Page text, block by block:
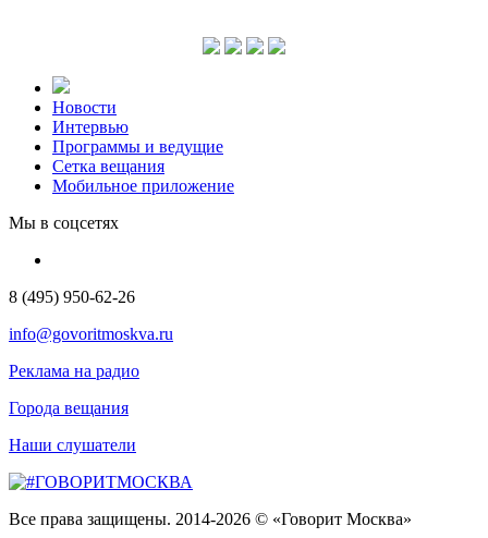
Новости
Интервью
Программы и ведущие
Сетка вещания
Мобильное приложение
Мы в соцсетях
8 (495) 950-62-26
info@govoritmoskva.ru
Реклама на радио
Города вещания
Наши слушатели
Все права защищены. 2014-2026 © «Говорит Москва»